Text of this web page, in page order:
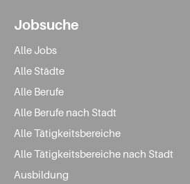
Jobsuche
Alle Jobs
Alle Städte
Alle Berufe
Alle Berufe nach Stadt
Alle Tätigkeitsbereiche
Alle Tätigkeitsbereiche nach Stadt
Ausbildung